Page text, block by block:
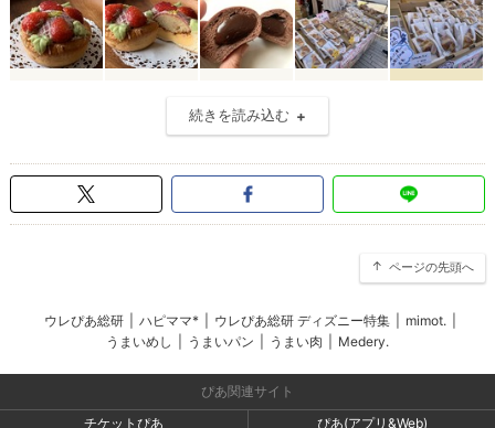
続きを読み込む
ページの先頭へ
ウレぴあ総研 ハピママ* ウレぴあ総研 ディズニー特集 mimot.
うまいめし
うまいパン うまい肉 Medery.
ぴあ関連サイト
チケットぴあ
ぴあ(アプリ&Web)